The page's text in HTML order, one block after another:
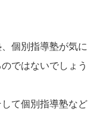
個別指導塾が気に
ではないでしょう
て個別指導塾など